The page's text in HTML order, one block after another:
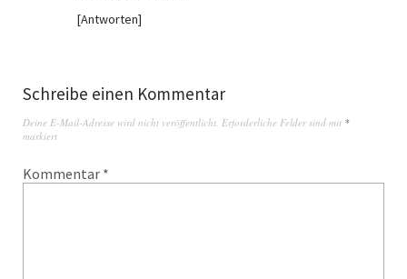
Antworten
Schreibe einen Kommentar
Deine E-Mail-Adresse wird nicht veröffentlicht. Erforderliche Felder sind mit *
markiert
Kommentar *